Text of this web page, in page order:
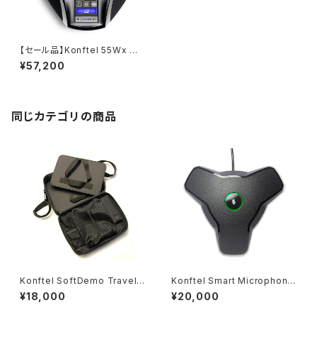
【セール品】Konftel 55Wx ス
ピーカーフォン
¥57,200
同じカテゴリの商品
Konftel SoftDemo TravelC
ase 持ち運び用バッグ
¥18,000
Konftel Smart Microphone
（Konftel 800用拡張マイク）
¥20,000